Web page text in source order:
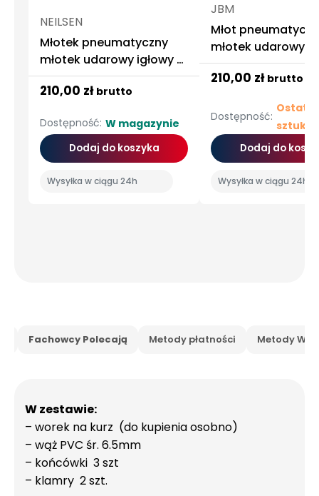
NEILSEN
Młotek pneumatyczny
młotek udarowy igłowy 4
dłuta
210,00 zł brutto
Dostępność: W magazynie
Dodaj do koszyka
Wysyłka w ciągu 24h
JBM
Młot
młotek udarowy
210,00 zł brutto
Dostępność:
sztuki
Dodaj do
Wysyłka w ciągu 24h
Fachowcy Polecają Metody płatności Metody
W zestawie:
– worek na kurz (do kupienia osobno)
– wąż PVC śr. 6.5mm
– końcówki 3 szt
– klamry 2 szt.